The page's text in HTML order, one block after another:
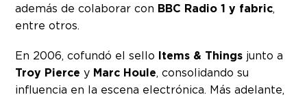
además de colaborar con BBC Radio 1 y fabric,
entre otros.
En 2006, cofundó el sello Items & Things junto a
Troy Pierce y Marc Houle, consolidando su
influencia en la escena electrónica. Más adelante,